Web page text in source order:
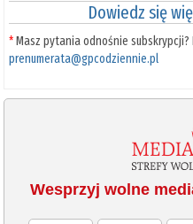
Dowiedz się
*Masz pytania odnośnie subskrypcji?
prenumerata@gpcodziennie.pl
Wesprzyj wolne